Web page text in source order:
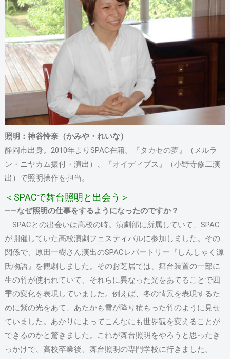
照明：神谷怜奈（かみや・れいな）
静岡市出身。2010年よりSPAC在籍。『タカセの夢』（メルラ
ン・ニヤカム振付・演出）、『オイディプス』（小野寺修二演
出）で照明操作を担当。
＜SPACで舞台照明と出会う＞
――なぜ照明の仕事をするようになったのですか？
SPACとの出会いは高校の時。演劇部に所属していて、SPAC
が開催していた高校演劇フェスティバルに参加しました。その
関係で、原田一樹さん演出のSPACレパートリー『しんしゃく源
氏物語』を観劇しました。そのお芝居では、舞台装置の一部に
生の竹が使われていて、それらに異なった光をあてることで四
季の変化を表現していました。例えば、冬の情景を表現するた
めに紫の光をあて、あたかも雪が降り積もった竹のように見せ
ていました。あかりによってこんなにも世界観を変えることが
できるのかと驚きました。これが舞台照明をやろうと思ったき
っかけで、高校卒業後、舞台照明の専門学校に行きました。